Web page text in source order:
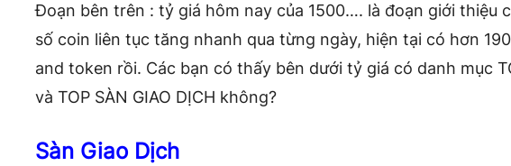
Đoạn bên trên : tỷ giá hôm nay của 1500…. là đoạn giới thiệu
số coin liên tục tăng nhanh qua từng ngày, hiện tại có hơn
and token rồi. Các bạn có thấy bên dưới tỷ giá có danh mục
và TOP SÀN GIAO DỊCH không?
Sàn Giao Dịch